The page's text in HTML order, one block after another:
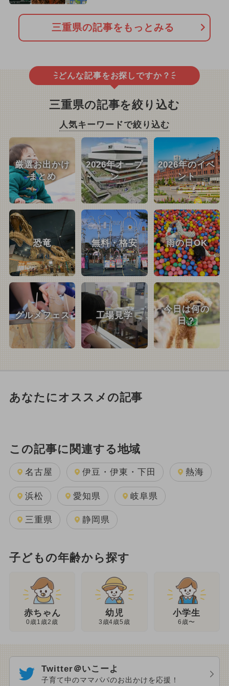
三重県の記事をもっとみる
どんな記事をお探しですか？
三重県の記事を絞り込む
人気キーワードで絞り込む
厳選お出かけ
まとめ
2026年オープ
ン
2026年のイベ
ント
恐竜 無料・格安 雨の日OK
グルメフェス 工場見学
今日は何の
日？
あなたにオススメの記事
この記事に関連する地域
名古屋 伊豆・伊東・下田 熱海
浜松 愛知県 岐阜県
三重県 静岡県
子どもの年齢から探す
赤ちゃん
0歳1歳2歳
幼児
3歳4歳5歳
小学生
6歳〜
Twitter＠いこーよ
子育て中のママパパのお出かけを応援！